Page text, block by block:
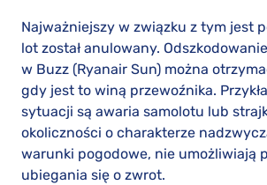
Najważniejszy w związku z tym jest
lot został anulowany.
w Buzz (Ryanair Sun) można
gdy jest to winą przewoźnika.
sytuacji są awaria samolotu lub
okoliczności o charakterze
warunki pogodowe, nie umożliwiają
ubiegania się o zwrot.